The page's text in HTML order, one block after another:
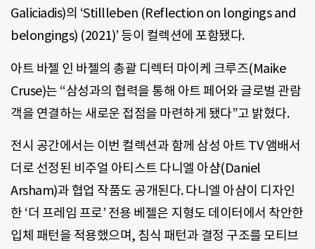
Galiciadis)의 ‘Stillleben (Reflection on longings and
belongings) (2021)’ 등이 컬렉션에 포함됐다.
아트 바젤 인 바젤의 총괄 디렉터 마이케 크루즈(Maike
Cruse)는 “삼성과의 협력을 통해 아트 페어와 글로벌 관람
객을 연결하는 새로운 접점을 마련하게 됐다”고 밝혔다.
전시 공간에서는 이번 컬렉션과 함께 삼성 아트 TV 앰배서
더로 선정된 비주얼 아티스트 다니엘 아샴(Daniel
Arsham)과 협업 작품도 공개된다. 다니엘 아샴이 디자인
한 ‘더 프레임 프로’ 전용 베젤은 지형도 데이터에서 착안한
입체 패턴을 적용했으며, 침식 패턴과 결정 구조를 모티브